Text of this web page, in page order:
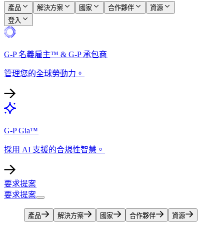
產品​​ 解決方案​​ 國家​​ 合作夥伴​​
資源​​
登入​​
G-P 名義雇主™ & G-P 承包商​​
管理您的全球勞動力。​​
G-P Gia™​​
採用 AI 支援的合規性智慧。​​
要求提案​​
要求提案​​
產品​​ 解決方案​​ 國家​​ 合作夥伴​​ 資源​​